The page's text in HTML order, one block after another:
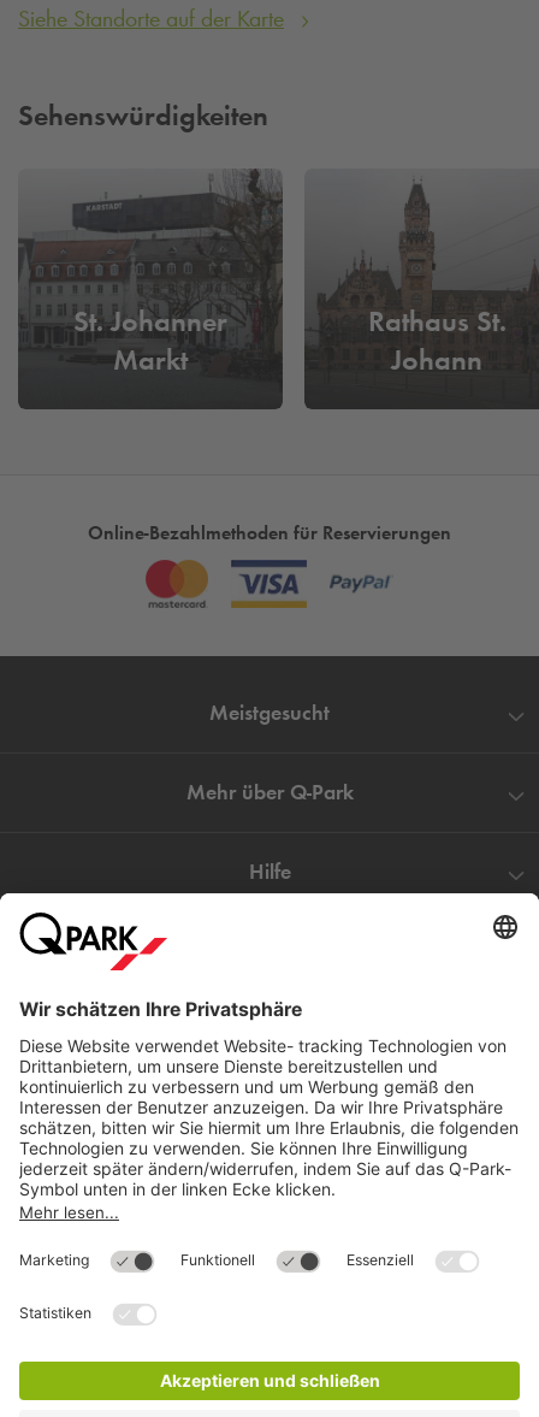
Siehe Standorte auf der Karte
Sehenswürdigkeiten
St. Johanner
Markt
Rathaus St.
Johann
Online-Bezahlmethoden für Reservierungen
Meistgesucht
Mehr über Q-Park
Hilfe
©
Q-ParkDeutschland (2018)
Impressum